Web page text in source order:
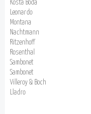
Kosta Boda
Leonardo
Montana
Nachtmann
Ritzenhoff
Rosenthal
Sambonet
Sambonet
Villeroy & Boch
Lladro